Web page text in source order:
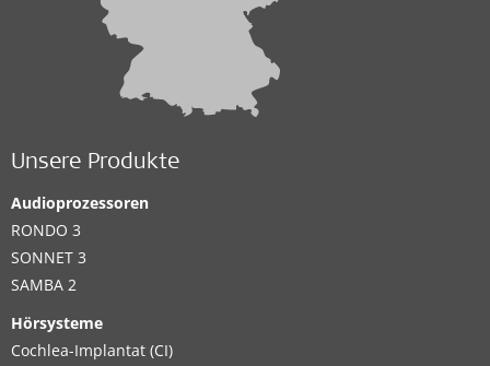
Unsere Produkte
Audioprozessoren
RONDO 3
SONNET 3
SAMBA 2
Hörsysteme
Cochlea-Implantat (CI)